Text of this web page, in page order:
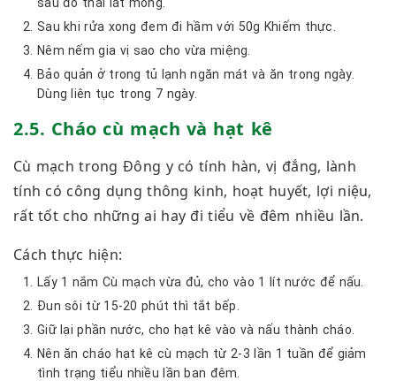
Sau khi rửa xong đem đi hầm với 50g Khiếm thực.
Nêm nếm gia vị sao cho vừa miệng.
Bảo quản ở trong tủ lạnh ngăn mát và ăn trong ngày.
Dùng liên tục trong 7 ngày.
2.5. Cháo cù mạch và hạt kê
Cù mạch trong Đông y có tính hàn, vị đắng, lành
tính có công dụng thông kinh, hoạt huyết, lợi niệu,
rất tốt cho những ai hay đi tiểu về đêm nhiều lần.
Cách thực hiện:
Lấy 1 nắm Cù mạch vừa đủ, cho vào 1 lít nước để nấu.
Đun sôi từ 15-20 phút thì tắt bếp.
Giữ lại phần nước, cho hạt kê vào và nấu thành cháo.
Nên ăn cháo hạt kê cù mạch từ 2-3 lần 1 tuần để giảm
tình trạng tiểu nhiều lần ban đêm.